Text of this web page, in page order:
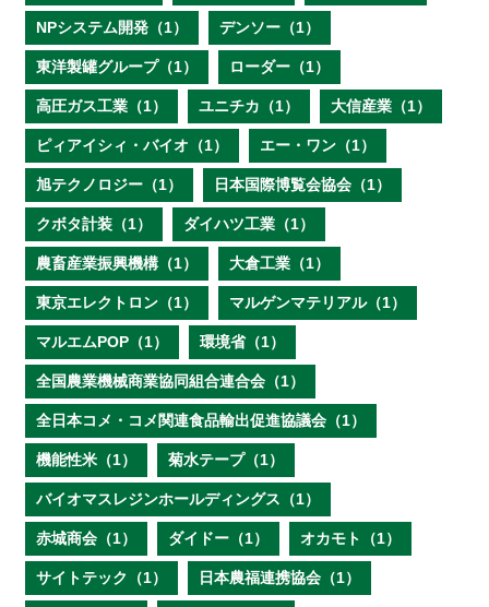
NPシステム開発（1） デンソー（1）
東洋製罐グループ（1） ローダー（1）
高圧ガス工業（1） ユニチカ（1） 大信産業（1）
ピィアイシィ・バイオ（1） エー・ワン（1）
旭テクノロジー（1） 日本国際博覧会協会（1）
クボタ計装（1） ダイハツ工業（1）
農畜産業振興機構（1） 大倉工業（1）
東京エレクトロン（1） マルゲンマテリアル（1）
マルエムPOP（1） 環境省（1）
全国農業機械商業協同組合連合会（1）
全日本コメ・コメ関連食品輸出促進協議会（1）
機能性米（1） 菊水テープ（1）
バイオマスレジンホールディングス（1）
赤城商会（1） ダイドー（1） オカモト（1）
サイトテック（1） 日本農福連携協会（1）